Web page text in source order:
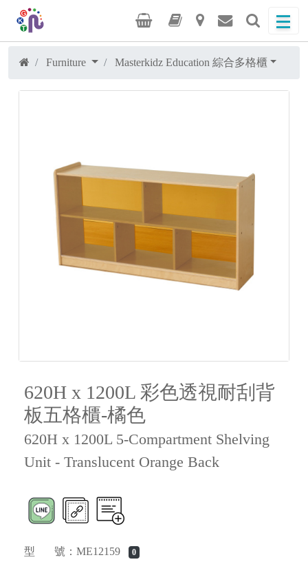
Furniture Masterkidz Education 綜合多格櫃
620H x 1200L 彩色透視耐刮背
板五格櫃-橘色
620H x 1200L 5-Compartment Shelving
Unit - Translucent Orange Back
型 號：ME12159 0